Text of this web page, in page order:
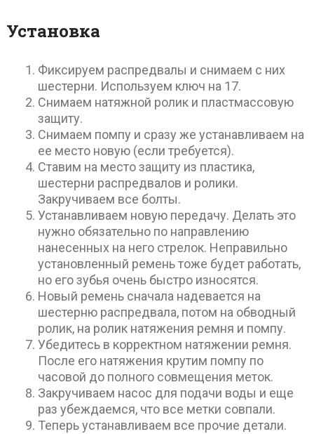
Установка
Фиксируем распредвалы и снимаем с них
шестерни. Используем ключ на 17.
Снимаем натяжной ролик и пластмассовую
защиту.
Снимаем помпу и сразу же устанавливаем на
ее место новую (если требуется).
Ставим на место защиту из пластика,
шестерни распредвалов и ролики.
Закручиваем все болты.
Устанавливаем новую передачу. Делать это
нужно обязательно по направлению
нанесенных на него стрелок. Неправильно
установленный ремень тоже будет работать,
но его зубья очень быстро износятся.
Новый ремень сначала надевается на
шестерню распредвала, потом на обводный
ролик, на ролик натяжения ремня и помпу.
Убедитесь в корректном натяжении ремня.
После его натяжения крутим помпу по
часовой до полного совмещения меток.
Закручиваем насос для подачи воды и еще
раз убеждаемся, что все метки совпали.
Теперь устанавливаем все прочие детали.